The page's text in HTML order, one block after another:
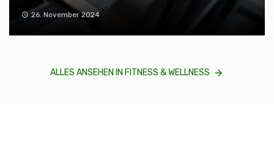
26. November 2024
ALLES ANSEHEN IN FITNESS & WELLNESS